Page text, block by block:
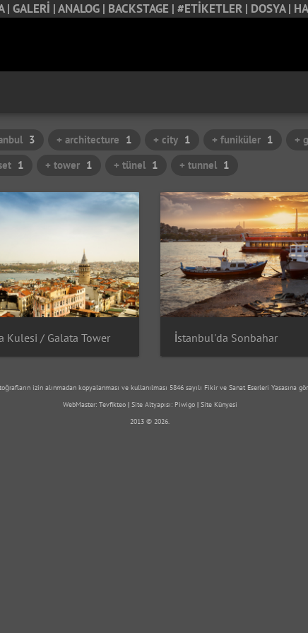
| GALERİ |ANALOG | BACKSTAGE | #ETİKETLER | DOSYA |
3 + architecture 1 + city 1 + funiküler 1 +
1 + tower 1 + tünel 1 + tunnel 1
Kulesi / Galata Tower İstanbul'da Sonbahar
izin alınmadan kopyalanması ve kullanılması 5846 sayılı Fikir ve Sanat Eserleri Yasasına
WebMaster:Tevfikteo |Site Altyapısı:Piwigo |Site Künyesi
2013 © 2026.